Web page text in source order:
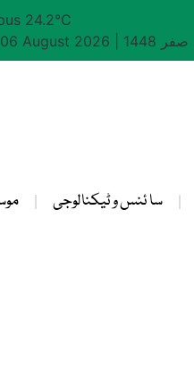
24.2°C
August 2026
سا ئنس و ٹیکنالوجی